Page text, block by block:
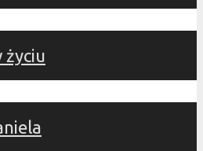
życiu